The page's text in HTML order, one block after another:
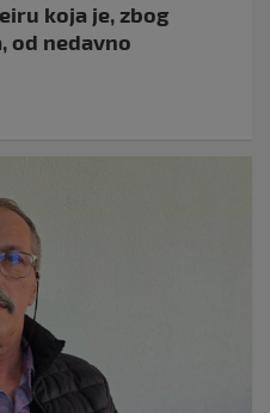
koja je, zbog
od nedavno